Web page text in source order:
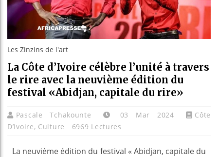
Les Zinzins de l'art
La Côte d’Ivoire célèbre l’unité à travers
le rire avec la neuvième édition du
festival «Abidjan, capitale du rire»
Pascale Tchakounte 03 Mar 2024
Côte
D’Ivoire, Culture 6969 Lectures
La neuvième édition du festival « Abidjan, capitale du